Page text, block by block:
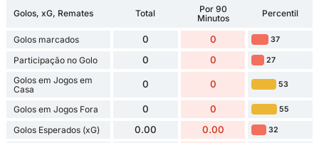
Golos, xG, Remates Total
Por 90
Minutos
Percentil
Golos marcados 0 0 37
Participação no Golo 0 0 27
Golos em Jogos em
Casa
0 0 53
Golos em Jogos Fora 0 0 55
Golos Esperados (xG) 0.00 0.00 32